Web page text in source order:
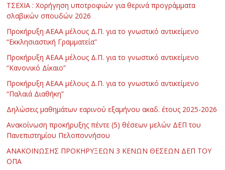
ΤΣΕΧΙΑ : Χορήγηση υποτροφιών για θερινά προγράμματα
σλαβικών σπουδών 2026
Προκήρυξη ΑΕΑΑ μέλους Δ.Π. για το γνωστικό αντικείμενο
“Εκκλησιαστική Γραμματεία”
Προκήρυξη ΑΕΑΑ μέλους Δ.Π. για το γνωστικό αντικείμενο
“Κανονικό Δίκαιο”
Προκήρυξη ΑΕΑΑ μέλους Δ.Π. για το γνωστικό αντικείμενο
“Παλαιά Διαθήκη”
Δηλώσεις μαθημάτων εαρινού εξαμήνου ακαδ. έτους 2025-2026
Ανακοίνωση προκήρυξης πέντε (5) θέσεων μελών ΔΕΠ του
Πανεπιστημίου Πελοποννήσου
ΑΝΑΚΟΙΝΩΣΗΣ ΠΡΟΚΗΡΥΞΕΩΝ 3 ΚΕΝΩΝ ΘΕΣΕΩΝ ΔΕΠ ΤΟΥ
ΟΠΑ